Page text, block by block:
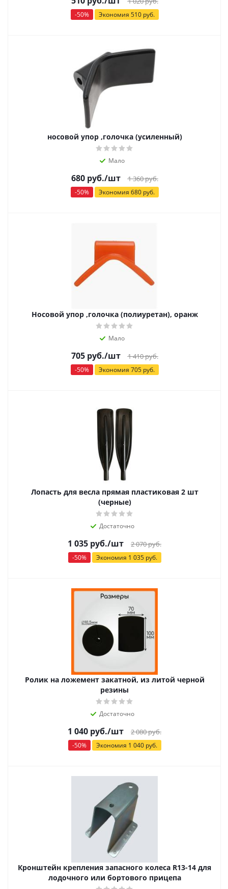
-50% Экономия 510руб.
носовой упор ,голочка (усиленный)
Мало
680руб./шт 1 360руб.
-50% Экономия 680руб.
Носовой упор ,голочка (полиуретан), оранж
Мало
705руб./шт 1 410руб.
-50% Экономия 705руб.
Лопасть для весла прямая пластиковая 2 шт
(черные)
Достаточно
1 035 руб./шт 2 070руб.
-50% Экономия 1 035руб.
Ролик на ложемент закатной, из литой черной
резины
Достаточно
1 040 руб./шт 2 080руб.
-50% Экономия 1 040руб.
Кронштейн крепления запасного колеса R13-14 для
лодочного или бортового прицепа